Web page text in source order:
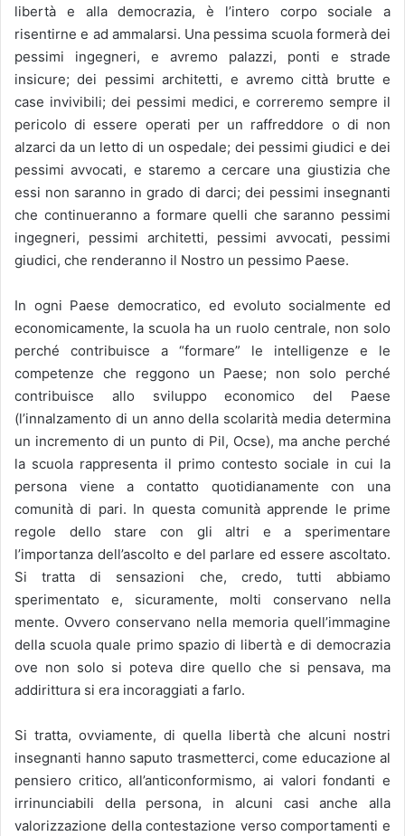
libertà e alla democrazia, è l’intero corpo sociale a
risentirne e ad ammalarsi. Una pessima scuola formerà dei
pessimi ingegneri, e avremo palazzi, ponti e strade
insicure; dei pessimi architetti, e avremo città brutte e
case invivibili; dei pessimi medici, e correremo sempre il
pericolo di essere operati per un raffreddore o di non
alzarci da un letto di un ospedale; dei pessimi giudici e dei
pessimi avvocati, e staremo a cercare una giustizia che
essi non saranno in grado di darci; dei pessimi insegnanti
che continueranno a formare quelli che saranno pessimi
ingegneri, pessimi architetti, pessimi avvocati, pessimi
giudici, che renderanno il Nostro un pessimo Paese.
In ogni Paese democratico, ed evoluto socialmente ed
economicamente, la scuola ha un ruolo centrale, non solo
perché contribuisce a “formare” le intelligenze e le
competenze che reggono un Paese; non solo perché
contribuisce allo sviluppo economico del Paese
(l’innalzamento di un anno della scolarità media determina
un incremento di un punto di Pil, Ocse), ma anche perché
la scuola rappresenta il primo contesto sociale in cui la
persona viene a contatto quotidianamente con una
comunità di pari. In questa comunità apprende le prime
regole dello stare con gli altri e a sperimentare
l’importanza dell’ascolto e del parlare ed essere ascoltato.
Si tratta di sensazioni che, credo, tutti abbiamo
sperimentato e, sicuramente, molti conservano nella
mente. Ovvero conservano nella memoria quell’immagine
della scuola quale primo spazio di libertà e di democrazia
ove non solo si poteva dire quello che si pensava, ma
addirittura si era incoraggiati a farlo.
Si tratta, ovviamente, di quella libertà che alcuni nostri
insegnanti hanno saputo trasmetterci, come educazione al
pensiero critico, all’anticonformismo, ai valori fondanti e
irrinunciabili della persona, in alcuni casi anche alla
valorizzazione della contestazione verso comportamenti e